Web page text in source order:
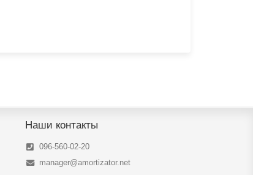
Наши контакты
096-560-02-20
manager@amortizator.net